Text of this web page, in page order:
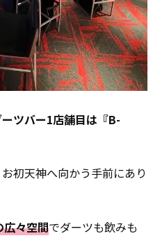
ツバー1店舗目は『B-
初天神へ向かう手前にあり
広々空間でダーツも飲みも